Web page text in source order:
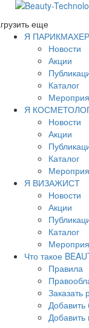
еще
Я ПАРИКМАХЕР
Новости
Акции
Каталог
Я
Новости
Акции
Каталог
Я ВИЗАЖИСТ
Новости
Акции
Каталог
Что такое
Правила
Заказать
Добавить